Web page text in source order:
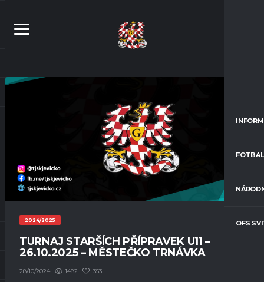
OFS
2024/2025
TURNAJ STARŠÍCH PŘÍPRAVEK U11 –
26.10.2025 – MĚSTEČKO TRNÁVKA
28/10/2024 1482 353